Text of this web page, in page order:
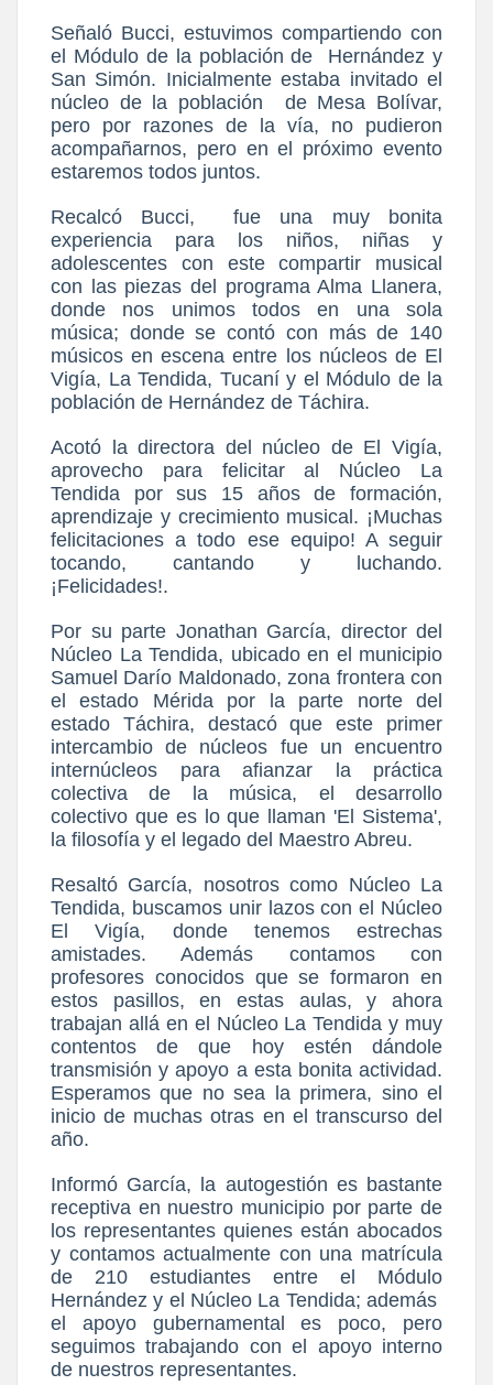
Señaló Bucci, estuvimos compartiendo con
el Módulo de la población de
Hernández y
San Simón. Inicialmente estaba invitado el
núcleo de la población
de Mesa Bolívar,
pero por razones de la vía, no pudieron
acompañarnos, pero en el próximo evento
estaremos todos juntos.
Recalcó Bucci,
fue una muy bonita
experiencia para los niños, niñas y
adolescentes con este compartir musical
con las piezas del programa Alma Llanera,
donde nos unimos todos en una sola
música; donde se contó con más de 140
músicos en escena entre los núcleos de El
Vigía, La Tendida, Tucaní y el Módulo de la
población de Hernández de Táchira.
Acotó la directora del núcleo de El Vigía,
aprovecho para felicitar al Núcleo La
Tendida por sus 15 años de formación,
aprendizaje y crecimiento musical. ¡Muchas
felicitaciones a todo ese equipo! A seguir
tocando, cantando y luchando.
¡Felicidades!.
Por su parte Jonathan García, director del
Núcleo La Tendida, ubicado en el municipio
Samuel Darío Maldonado, zona frontera con
el estado Mérida por la parte norte del
estado Táchira, destacó que este primer
intercambio de núcleos fue un encuentro
internúcleos para afianzar la práctica
colectiva de la música, el desarrollo
colectivo que es lo que llaman 'El Sistema',
la filosofía y el legado del Maestro Abreu.
Resaltó García, nosotros como Núcleo La
Tendida, buscamos unir lazos con el Núcleo
El Vigía, donde tenemos estrechas
amistades. Además contamos con
profesores conocidos que se formaron en
estos pasillos, en estas aulas, y ahora
trabajan allá en el Núcleo La Tendida y muy
contentos de que hoy estén dándole
transmisión y apoyo a esta bonita actividad.
Esperamos que no sea la primera, sino el
inicio de muchas otras en el transcurso del
año.
Informó García, la autogestión es bastante
receptiva en nuestro municipio por parte de
los representantes quienes están abocados
y contamos actualmente con una matrícula
de 210 estudiantes entre el Módulo
Hernández y el Núcleo La Tendida; además
el apoyo gubernamental es poco, pero
seguimos trabajando con el apoyo interno
de nuestros representantes.